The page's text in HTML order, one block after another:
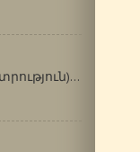
(Համառոտ բացատրություն) «Պատարագ»…